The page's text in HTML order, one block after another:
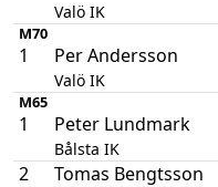
Valö IK
M70
1 Per Andersson
Valö IK
M65
1 Peter Lundmark
Bålsta IK
2 Tomas Bengtsson